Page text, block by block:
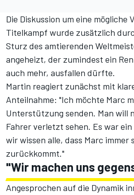
Die Diskussion um eine mögliche
Titelkampf wurde zusätzlich
Sturz des amtierenden
angeheizt, der zumindest ein
auch mehr, ausfallen dürfte.
Martin reagiert zunächst mit
Anteilnahme: "Ich möchte Marc
Unterstützung senden. Man will
Fahrer verletzt sehen. Es war
wir wissen alle, dass Marc immer
zurückkommt."
"Wir machen uns
Angesprochen auf die Dynamik